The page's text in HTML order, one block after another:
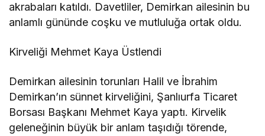
akrabaları katıldı. Davetliler, Demirkan ailesinin bu
anlamlı gününde coşku ve mutluluğa ortak oldu.
Kirveliği Mehmet Kaya Üstlendi
Demirkan ailesinin torunları Halil ve İbrahim
Demirkan’ın sünnet kirveliğini, Şanlıurfa Ticaret
Borsası Başkanı Mehmet Kaya yaptı. Kirvelik
geleneğinin büyük bir anlam taşıdığı törende,